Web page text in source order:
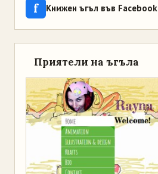
f Книжен ъгъл във Facebook
Приятели на ъгъла